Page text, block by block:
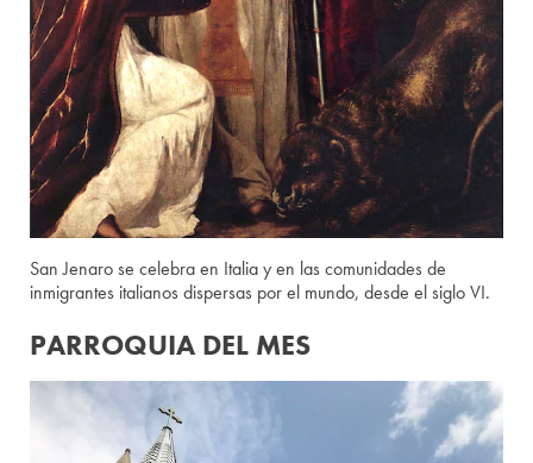
San Jenaro se celebra en Italia y en las comunidades de
inmigrantes italianos dispersas por el mundo, desde el siglo VI.
PARROQUIA DEL MES